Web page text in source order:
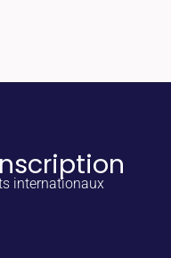
internationaux